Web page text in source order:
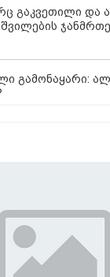
გაკვეთილი და
გამონაყარი: